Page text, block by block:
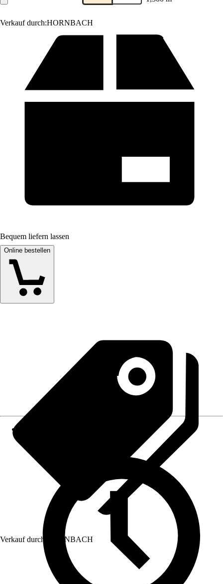
Verkauf durch:HORNBACH
Bequem liefern lassen
Online bestellen
Verkauf durch: HORNBACH